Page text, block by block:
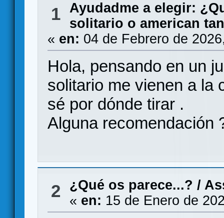
1 Ayudadme a elegir:
solitario o american
« en: 04 de Febrero de
Hola, pensando en un
solitario me vienen a la
sé por dónde tirar .
Alguna recomendación
2 ¿Qué os parece...? /
« en: 15 de Enero de